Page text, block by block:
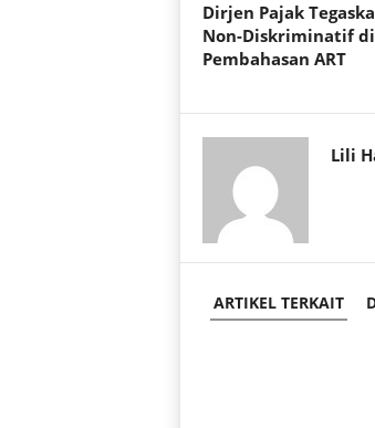
p
k
Dirjen Pajak
Non-Diskriminatif di
Pembahasan ART
Lili
ARTIKEL TERKAIT